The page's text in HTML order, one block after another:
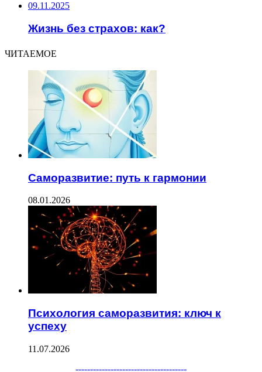
09.11.2025
Жизнь без страхов: как?
ЧИТАЕМОЕ
Саморазвитие: путь к гармонии
08.01.2026
Психология саморазвития: ключ к
успеху
11.07.2026
--------------------------------------